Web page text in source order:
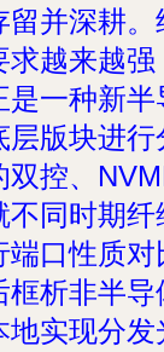
留并深耕
求越来越
是一种新
层版块进
双控、
不同时期
端口性质
框析非半
地实现分